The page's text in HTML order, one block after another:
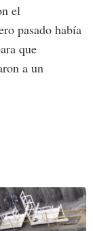
el
pasado había
que
a un